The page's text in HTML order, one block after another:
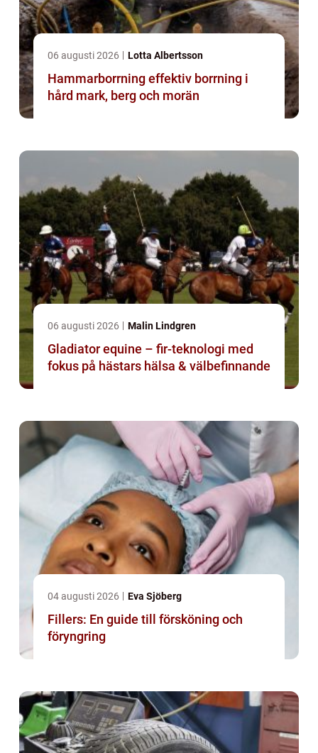
06 augusti 2026 Lotta Albertsson
Hammarborrning effektiv borrning i
hård mark, berg och morän
06 augusti 2026 Malin Lindgren
Gladiator equine – fir-teknologi med
fokus på hästars hälsa & välbefinnande
04 augusti 2026 Eva Sjöberg
Fillers: En guide till försköning och
föryngring